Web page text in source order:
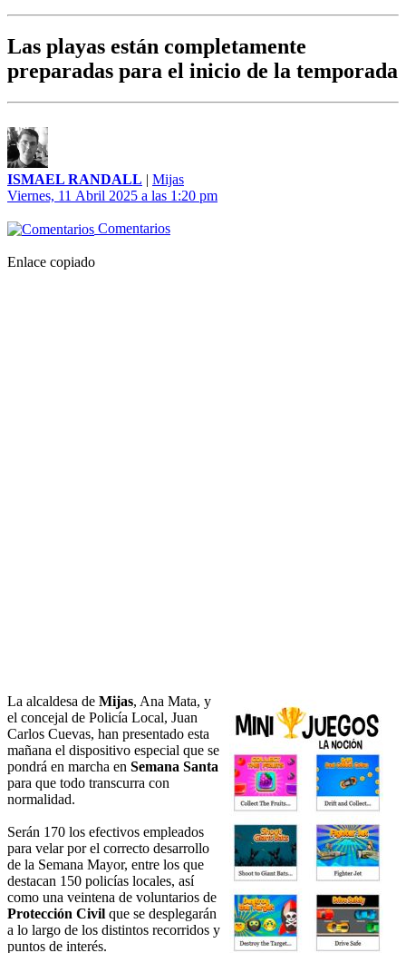
Las playas están completamente
preparadas para el inicio de la temporada
ISMAEL RANDALL | Mijas
Viernes, 11 Abril 2025 a las 1:20 pm
Comentarios
Enlace copiado
La alcaldesa de Mijas, Ana Mata, y
el concejal de Policía Local, Juan
Carlos Cuevas, han presentado esta
mañana el dispositivo especial que se
pondrá en marcha en Semana Santa
para que todo transcurra con
normalidad.
Serán 170 los efectivos empleados
para velar por el correcto desarrollo
de la Semana Mayor, entre los que
destacan 150 policías locales, así
como una veintena de voluntarios de
Protección Civil que se desplegarán
a lo largo de los distintos recorridos y
puntos de interés.